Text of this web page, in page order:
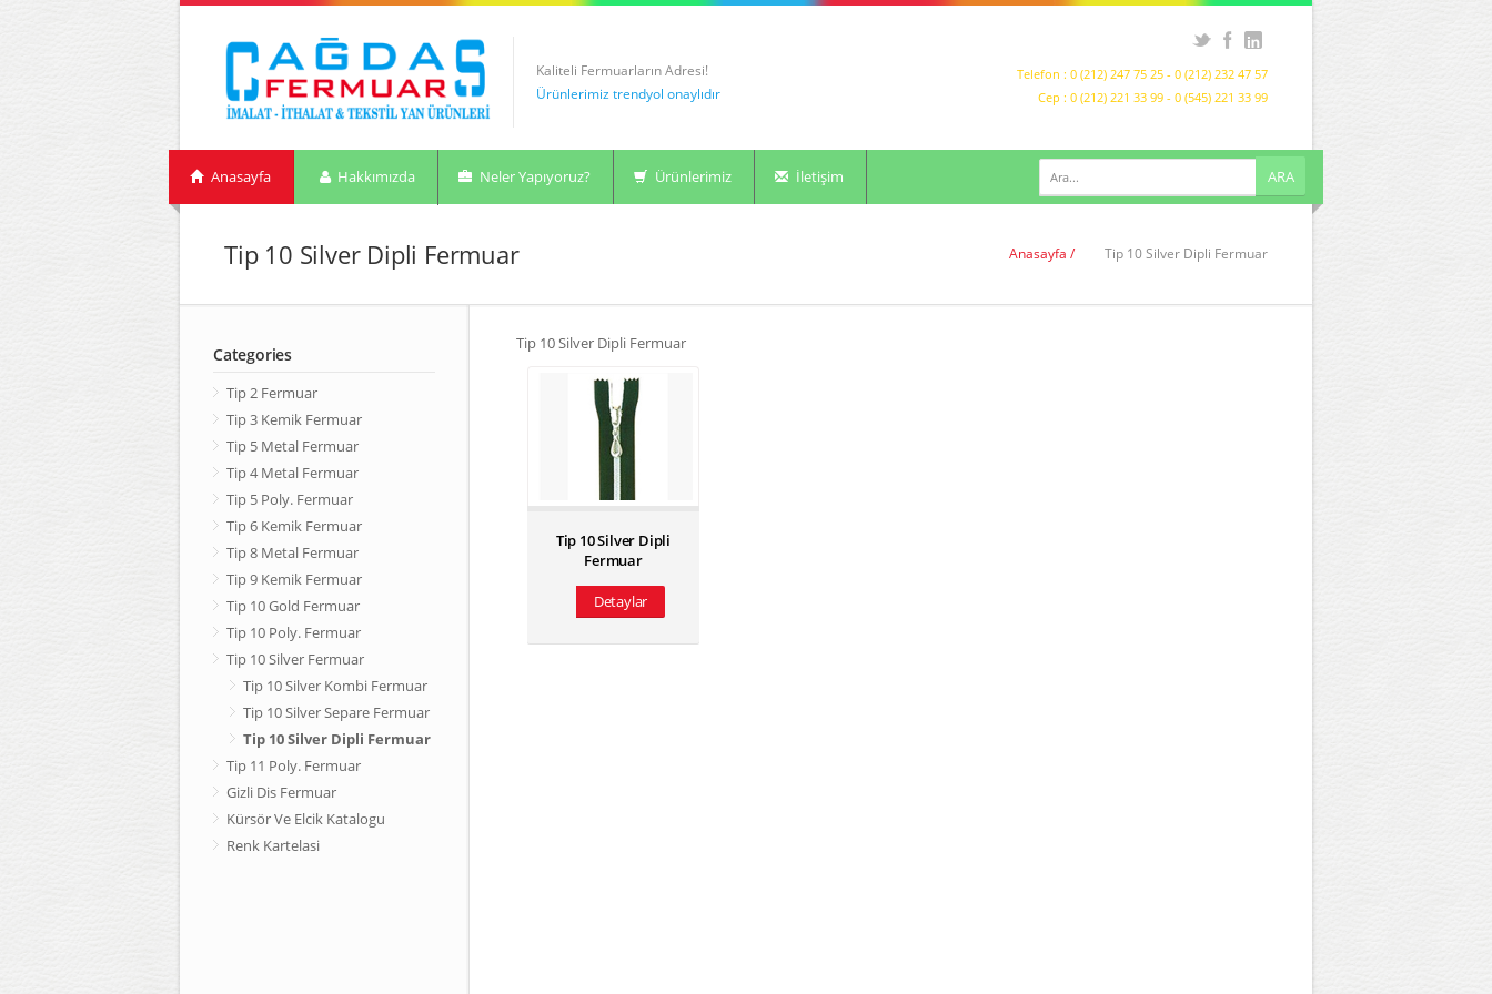
Kaliteli Fermuarların Adresi!
Ürünlerimiz trendyol onaylıdır
Telefon : 0 (212) 247 75 25 - 0 (212) 232 47 57
Cep : 0 (212) 221 33 99 - 0 (545) 221 33 99
Anasayfa Hakkımızda Neler Yapıyoruz? Ürünlerimiz İletişim
Tip 10 Silver Dipli Fermuar Anasayfa / Tip 10 Silver Dipli Fermuar
Categories
Tip 2 Fermuar
Tip 3 Kemik Fermuar
Tip 5 Metal Fermuar
Tip 4 Metal Fermuar
Tip 5 Poly. Fermuar
Tip 6 Kemik Fermuar
Tip 8 Metal Fermuar
Tip 9 Kemik Fermuar
Tip 10 Gold Fermuar
Tip 10 Poly. Fermuar
Tip 10 Silver Fermuar
Tip 10 Silver Kombi Fermuar
Tip 10 Silver Separe Fermuar
Tip 10 Silver Dipli Fermuar
Tip 11 Poly. Fermuar
Gizli Dis Fermuar
Kürsör Ve Elcik Katalogu
Renk Kartelasi
Tip 10 Silver Dipli Fermuar
Tip 10 Silver Dipli
Fermuar